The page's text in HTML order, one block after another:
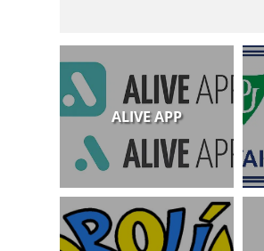
ALIVE APP